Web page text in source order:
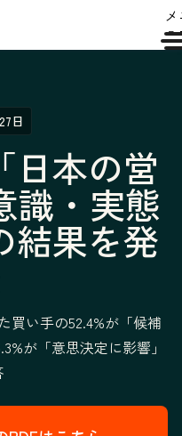
日
日本の営
識・実態
結果を発
買い手の52.4%が「候補
が「意思決定に影響」